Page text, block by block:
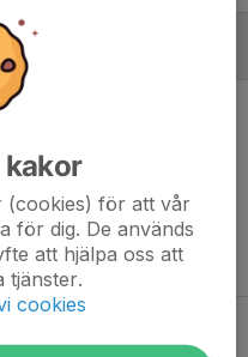
kakor
(cookies) för att vår
för dig. De används
att hjälpa oss att
tjänster.
cookies